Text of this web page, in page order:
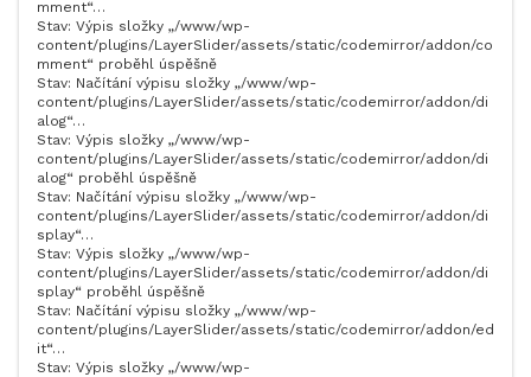
mment“…
Stav: Výpis složky „/www/wp-
content/plugins/LayerSlider/assets/static/codemirror/addon/co
mment“ proběhl úspěšně
Stav: Načítání výpisu složky „/www/wp-
content/plugins/LayerSlider/assets/static/codemirror/addon/di
alog“…
Stav: Výpis složky „/www/wp-
content/plugins/LayerSlider/assets/static/codemirror/addon/di
alog“ proběhl úspěšně
Stav: Načítání výpisu složky „/www/wp-
content/plugins/LayerSlider/assets/static/codemirror/addon/di
splay“…
Stav: Výpis složky „/www/wp-
content/plugins/LayerSlider/assets/static/codemirror/addon/di
splay“ proběhl úspěšně
Stav: Načítání výpisu složky „/www/wp-
content/plugins/LayerSlider/assets/static/codemirror/addon/ed
it“…
Stav: Výpis složky „/www/wp-